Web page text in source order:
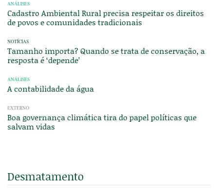
ANÁLISES
Cadastro Ambiental Rural precisa respeitar os direitos
de povos e comunidades tradicionais
NOTÍCIAS
Tamanho importa? Quando se trata de conservação, a
resposta é ‘depende’
ANÁLISES
A contabilidade da água
EXTERNO
Boa governança climática tira do papel políticas que
salvam vidas
Desmatamento